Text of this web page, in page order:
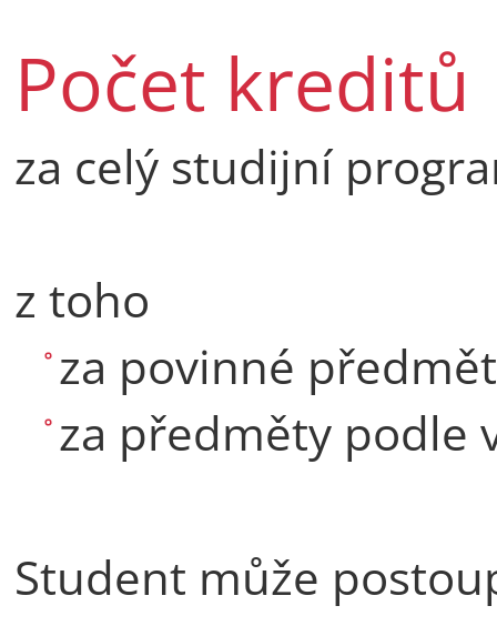
Počet kreditů
za celý studijní
z toho
za povinné
za předměty podle
Student může